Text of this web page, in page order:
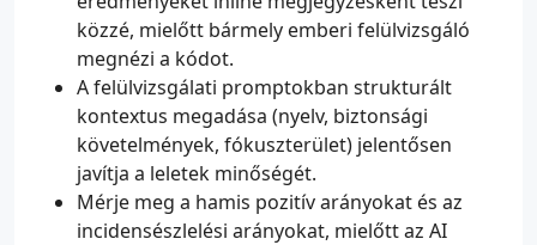
közzé, mielőtt bármely emberi felülvizsgáló
megnézi a kódot.
A felülvizsgálati promptokban strukturált
kontextus megadása (nyelv, biztonsági
követelmények, fókuszterület) jelentősen
javítja a leletek minőségét.
Mérje meg a hamis pozitív arányokat és az
incidensészlelési arányokat, mielőtt az AI